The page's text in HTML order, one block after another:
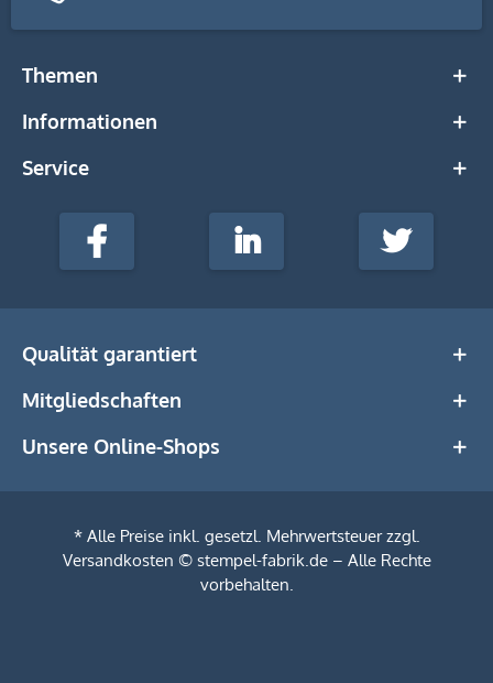
Themen
Informationen
Service
stempel-
Media
Facebook LinkedIn Twitter
Qualität garantiert
Mitgliedschaften
Unsere Online-Shops
* Alle Preise inkl. gesetzl. Mehrwertsteuer zzgl.
Versandkosten © stempel-fabrik.de – Alle Rechte
vorbehalten.